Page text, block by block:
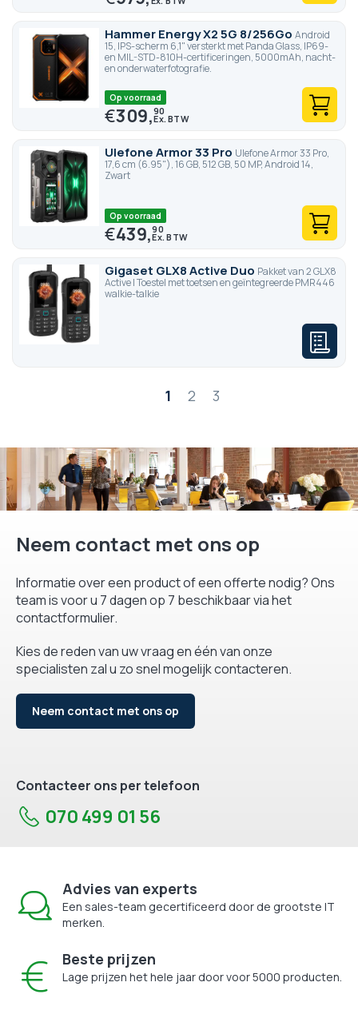
Hammer Energy X2 5G 8/256Go Android
15, IPS-scherm 6,1" versterkt met Panda Glass, IP69-
en MIL-STD-810H-certificeringen, 5000mAh, nacht-
en onderwaterfotografie.
Op voorraad
€309,90
Ulefone Armor 33 Pro Ulefone Armor 33 Pro,
17,6 cm (6.95"), 16 GB, 512 GB, 50 MP, Android 14,
Zwart
Op voorraad
€439,90
Gigaset GLX8 Active Duo Pakket van 2 GLX8
Active | Toestel met toetsen en geïntegreerde PMR446
walkie-talkie
Pagina1 2 3
Neem contact met ons op
Informatie over een product of een offerte nodig? Ons
team is voor u 7 dagen op 7 beschikbaar via het
contactformulier.
Kies de reden van uw vraag en één van onze
specialisten zal u zo snel mogelijk contacteren.
Neem contact met ons op
Contacteer ons per telefoon
070 499 01 56
Advies van experts
Een sales-team gecertificeerd door de grootste IT
merken.
Beste prijzen
Lage prijzen het hele jaar door voor 5000 producten.